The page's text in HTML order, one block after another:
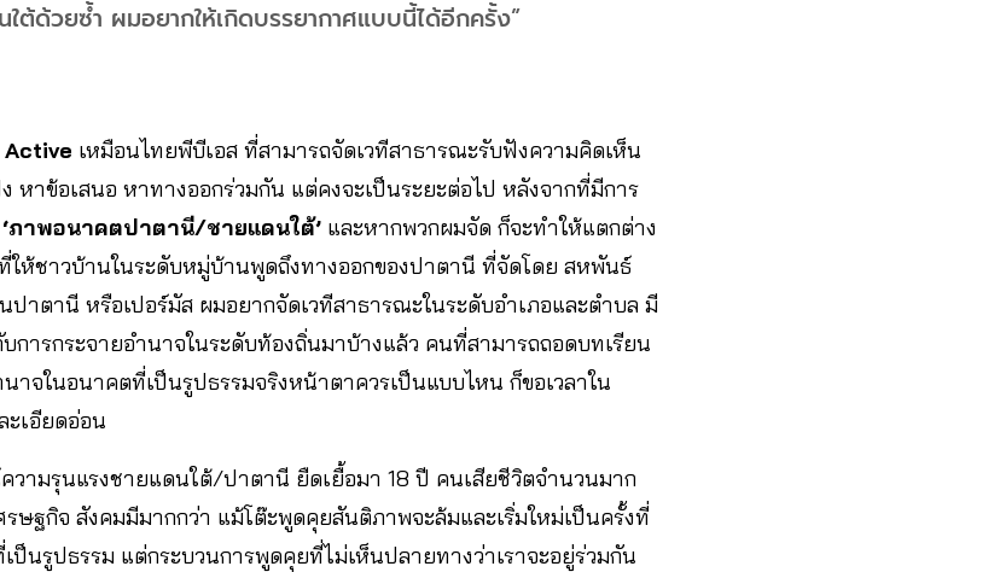
ต้ด้วยซ้ำ ผมอยากให้เกิดบรรยากาศแบบนี้ได้อีกครั้ง”
Active เหมือนไทยพีบีเอส ที่สามารถจัดเวทีสาธารณะรับฟังความคิดเห็น
หาข้อเสนอ หาทางออกร่วมกัน แต่คงจะเป็นระยะต่อไป หลังจากที่มีการ
‘ภาพอนาคตปาตานี/ชายแดนใต้’ และหากพวกผมจัด ก็จะทำให้แตกต่าง
ที่ให้ชาวบ้านในระดับหมู่บ้านพูดถึงทางออกของปาตานี ที่จัดโดย สหพันธ์
าตานี หรือเปอร์มัส ผมอยากจัดเวทีสาธารณะในระดับอำเภอและตำบล มี
ารกระจายอำนาจในระดับท้องถิ่นมาบ้างแล้ว คนที่สามารถถอดบทเรียน
าจในอนาคตที่เป็นรูปธรรมจริงหน้าตาควรเป็นแบบไหน ก็ขอเวลาใน
ะเอียดอ่อน
วามรุนแรงชายแดนใต้/ปาตานี ยืดเยื้อมา 18 ปี คนเสียชีวิตจำนวนมาก
ษฐกิจ สังคมมีมากกว่า แม้โต๊ะพูดคุยสันติภาพจะล้มและเริ่มใหม่เป็นครั้งที่
ป็นรูปธรรม แต่กระบวนการพูดคุยที่ไม่เห็นปลายทางว่าเราจะอยู่ร่วมกัน